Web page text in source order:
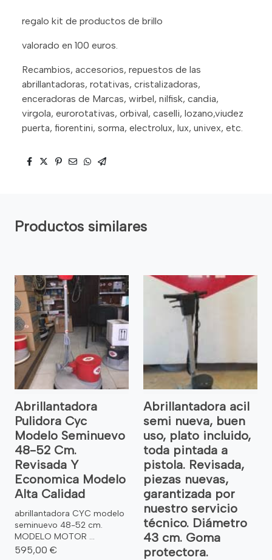
regalo kit de productos de brillo
valorado en 100 euros.
Recambios, accesorios, repuestos de las
abrillantadoras, rotativas, cristalizadoras,
enceradoras de Marcas, wirbel, nilfisk, candia,
virgola, eurorotativas, orbival, caselli, lozano,viudez
puerta, fiorentini, sorma, electrolux, lux, univex, etc.
Productos similares
Abrillantadora
Pulidora Cyc
Modelo Seminuevo
48-52 Cm.
Revisada Y
Economica Modelo
Alta Calidad
abrillantadora CYC modelo
seminuevo 48-52 cm.
MODELO MOTOR ...
595,00 €
Abrillantadora acil
semi nueva, buen
uso, plato incluido,
toda pintada a
pistola. Revisada,
piezas nuevas,
garantizada por
nuestro servicio
técnico. Diámetro
43 cm. Goma
protectora.